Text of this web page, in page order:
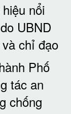
nổi
UBND
chỉ đạo
Phố
tác an
chống